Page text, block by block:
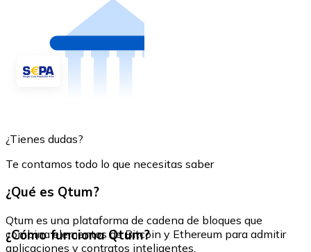
¿Tienes dudas?
Te contamos todo lo que necesitas saber
¿Qué es Qtum?
Qtum es una plataforma de cadena de bloques que
combina elementos de Bitcoin y Ethereum para admitir
aplicaciones y contratos inteligentes.
¿Cómo funciona Qtum?